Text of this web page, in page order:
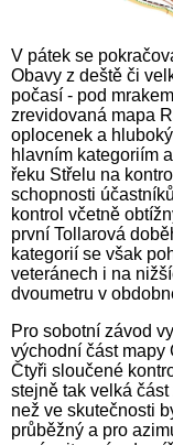
V pátek se
Obavy z deště či
počasí - pod
zrevidovaná mapa
oplocenek a
hlavním kategoriím
řeku Střelu na
schopnosti
kontrol včetně
první Tollarová
kategorií se však
veteránech i na
dvoumetru v
Pro sobotní závod
východní část mapy
Čtyři sloučené
stejně tak velká
než ve skutečnosti
průběžný a pro